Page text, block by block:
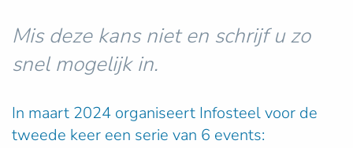
Mis deze kans niet en schrijf u zo
snel mogelijk in.
In maart 2024 organiseert Infosteel voor de
tweede keer een serie van 6 events: